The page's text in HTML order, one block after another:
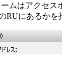
ムはアクセス
RUにあるかを